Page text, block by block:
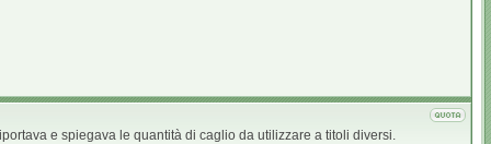
e spiegava le quantità di caglio da utilizzare a titoli diversi.